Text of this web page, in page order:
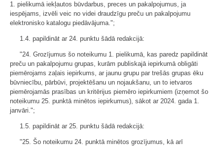
1. pielikumā iekļautos būvdarbus, preces un pakalpojumus, ja
iespējams, izvēli veic no videi draudzīgu preču un pakalpojumu
elektronisko katalogu piedāvājuma.";
1.4. papildināt ar 24. punktu šādā redakcijā:
"24. Grozījumus šo noteikumu 1. pielikumā, kas paredz papildināt
preču un pakalpojumu grupas, kurām publiskajā iepirkumā obligāti
piemērojams zaļais iepirkums, ar jaunu grupu par trešās grupas ēku
būvniecību, pārbūvi, projektēšanu un nojaukšanu, un to ietvaros
piemērojamās prasības un kritērijus piemēro iepirkumiem (izņemot šo
noteikumu 25. punktā minētos iepirkumus), sākot ar 2024. gada 1.
janvāri.";
1.5. papildināt ar 25. punktu šādā redakcijā:
"25. Šo noteikumu 24. punktā minētos grozījumus, kā arī